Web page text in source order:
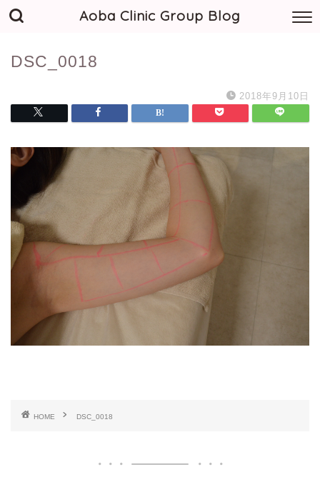
Aoba Clinic Group Blog
DSC_0018
2018年9月10日
HOME DSC_0018